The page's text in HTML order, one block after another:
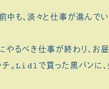
中も、淡々と仕事が進んで
やるべき仕事が終わり、お
チ。Lidlで買った黒パンに